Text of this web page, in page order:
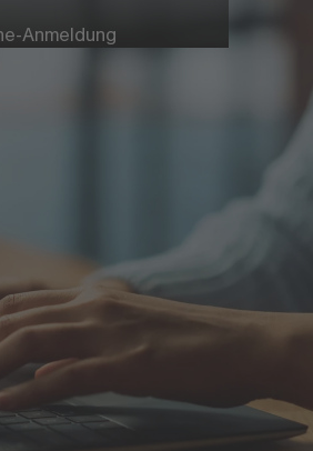
Anmeldung besonderen
von Wirtschaftsverbänden
folgt die FOM einem klaren
die FOM Hochschule
der FOM Hochschule sind
Informationen rund um die